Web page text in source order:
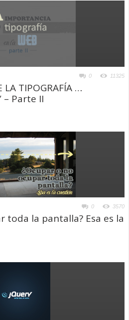
0 11325
LA TIPOGRAFÍA …
– Parte II
0 3570
toda la pantalla? Esa es la